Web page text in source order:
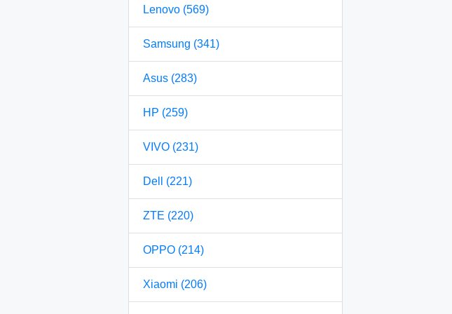
Lenovo (569)
Samsung (341)
Asus (283)
HP (259)
VIVO (231)
Dell (221)
ZTE (220)
OPPO (214)
Xiaomi (206)